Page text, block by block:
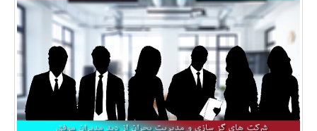
بانک، بیمه و سرمایه
مسکن و ساختمان